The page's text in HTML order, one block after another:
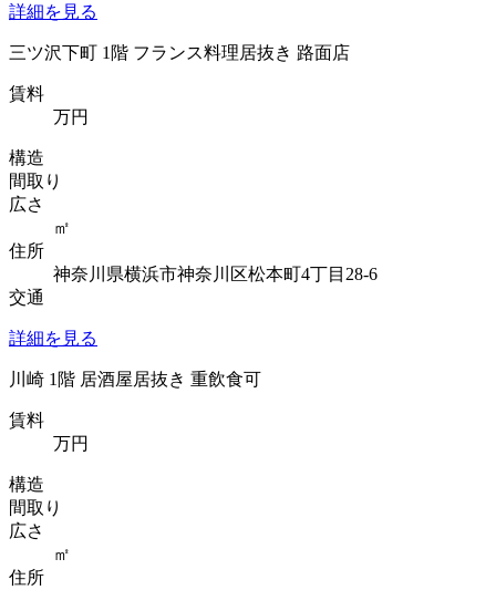
詳細を見る
三ツ沢下町 1階 フランス料理居抜き 路面店
賃料
万円
構造
間取り
広さ
㎡
住所
神奈川県横浜市神奈川区松本町4丁目28-6
交通
詳細を見る
川崎 1階 居酒屋居抜き 重飲食可
賃料
万円
構造
間取り
広さ
㎡
住所